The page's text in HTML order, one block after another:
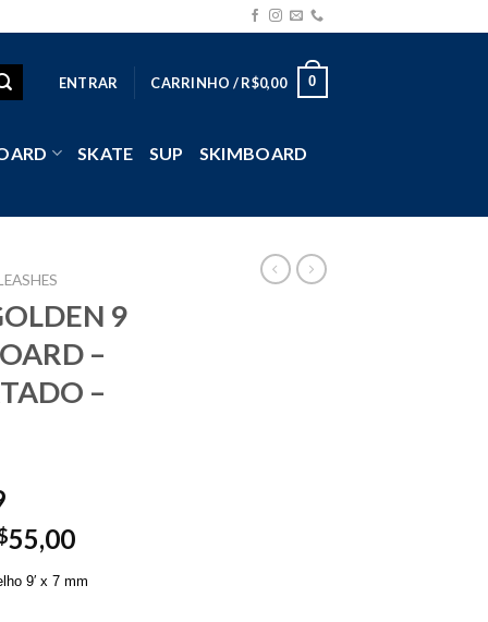
ENTRAR CARRINHO /R$0,00 0
SKATE SUP SKIMBOARD
9
–
–
55,00
9′ x 7 mm